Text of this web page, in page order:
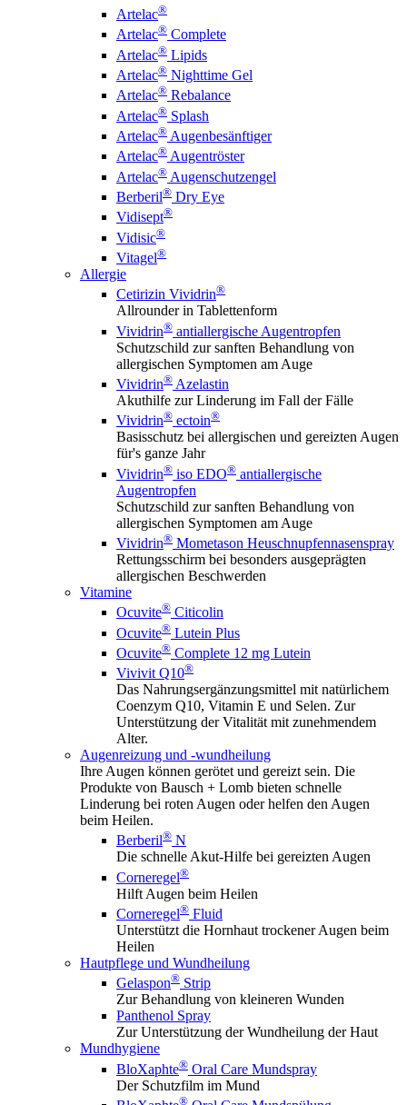
Artelac®
Artelac® Complete
Artelac® Lipids
Artelac® Nighttime Gel
Artelac® Rebalance
Artelac® Splash
Artelac® Augenbesänftiger
Artelac® Augentröster
Artelac® Augenschutzengel
Berberil® Dry Eye
Vidisept®
Vidisic®
Vitagel®
Allergie
Cetirizin Vividrin®
Allrounder in Tablettenform
Vividrin® antiallergische Augentropfen
Schutzschild zur sanften Behandlung von
allergischen Symptomen am Auge
Vividrin® Azelastin
Akuthilfe zur Linderung im Fall der Fälle
Vividrin® ectoin®
Basisschutz bei allergischen und gereizten Augen
für's ganze Jahr
Vividrin® iso EDO® antiallergische
Augentropfen
Schutzschild zur sanften Behandlung von
allergischen Symptomen am Auge
Vividrin® Mometason Heuschnupfennasenspray
Rettungsschirm bei besonders ausgeprägten
allergischen Beschwerden
Vitamine
Ocuvite® Citicolin
Ocuvite® Lutein Plus
Ocuvite® Complete 12 mg Lutein
Vivivit Q10®
Das Nahrungsergänzungsmittel mit natürlichem
Coenzym Q10, Vitamin E und Selen. Zur
Unterstützung der Vitalität mit zunehmendem
Alter.
Augenreizung und -wundheilung
Ihre Augen können gerötet und gereizt sein. Die
Produkte von Bausch + Lomb bieten schnelle
Linderung bei roten Augen oder helfen den Augen
beim Heilen.
Berberil® N
Die schnelle Akut-Hilfe bei gereizten Augen
Corneregel®
Hilft Augen beim Heilen
Corneregel® Fluid
Unterstützt die Hornhaut trockener Augen beim
Heilen
Hautpflege und Wundheilung
Gelaspon® Strip
Zur Behandlung von kleineren Wunden
Panthenol Spray
Zur Unterstützung der Wundheilung der Haut
Mundhygiene
BloXaphte® Oral Care Mundspray
Der Schutzfilm im Mund
®